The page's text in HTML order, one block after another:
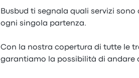
Busbud ti segnala quali servizi
ogni singola partenza.
Con la nostra copertura di tutte le
garantiamo la possibilità di andare